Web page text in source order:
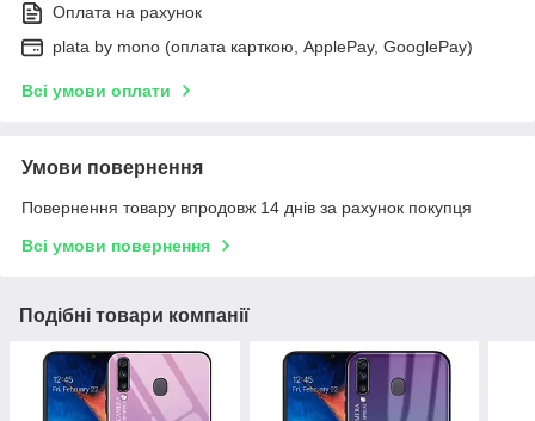
Оплата на рахунок
plata by mono (оплата карткою, ApplePay, GooglePay)
Всі умови оплати
Умови повернення
Повернення товару впродовж 14 днів за рахунок покупця
Всі умови повернення
Подібні товари компанії